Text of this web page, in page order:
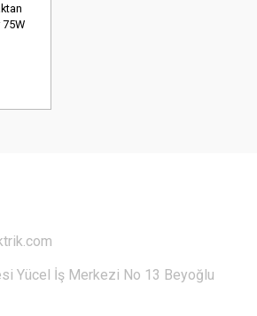
Yücel İş Merkezi No 13 Beyoğlu